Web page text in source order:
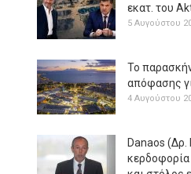
εκατ. του
5 Αυγούστου
Το
απόφασης
4 Αυγούστου
Danaos (Δρ.
κερδοφορία